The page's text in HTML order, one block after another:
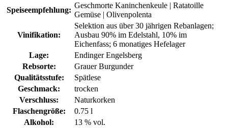
Speiseempfehlung:
Geschmorte Kaninchenkeule | Ratatoille
Gemüse | Olivenpolenta
Vinifikation:
Selektion aus über 30 jährigen Rebanlagen;
Ausbau 90% im Edelstahl, 10% im
Eichenfass; 6 monatiges Hefelager
Lage:
Endinger Engelsberg
Rebsorte:
Grauer Burgunder
Qualitätsstufe:
Spätlese
Geschmack:
trocken
Verschluss:
Naturkorken
Flaschengröße:
0.75 l
Alkohol:
13 % vol.